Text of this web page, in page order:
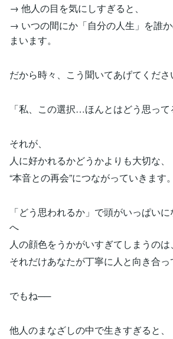
→ 他人の目を気にしすぎると、
→ いつの間にか「自分の人生」を誰
まいます。
だから時々、こう聞いてあげてくださ
「私、この選択…ほんとはどう思って
それが、
人に好かれるかどうかよりも大切な、
“本音との再会”につながっていきます。
「どう思われるか」で頭がいっぱい
へ
人の顔色をうかがいすぎてしまうのは、
それだけあなたが丁寧に人と向き合っ
でもね──
他人のまなざしの中で生きすぎると、